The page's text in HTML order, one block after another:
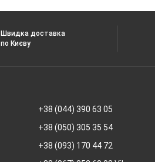
Швидка доставка
по Києву
+38 (044) 390 63 05
+38 (050) 305 35 54
+38 (093) 170 44 72